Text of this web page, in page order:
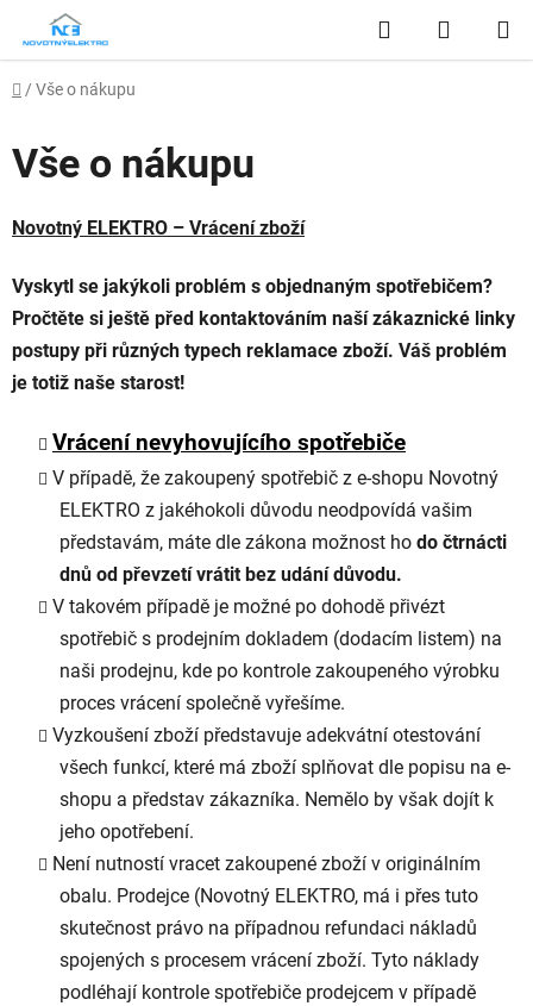
obsah
Hledat
KOŠÍK
Domů
/ Vše o nákupu
Vše o nákupu
Novotný ELEKTRO – Vrácení zboží
Vyskytl se jakýkoli problém s objednaným spotřebičem?
Pročtěte si ještě před kontaktováním naší zákaznické linky
postupy při různých typech reklamace zboží. Váš problém
je totiž naše starost!
Vrácení nevyhovujícího spotřebiče
V případě, že zakoupený spotřebič z e-shopu Novotný
ELEKTRO z jakéhokoli důvodu neodpovídá vašim
představám, máte dle zákona možnost ho do čtrnácti
dnů od převzetí vrátit bez udání důvodu.
V takovém případě je možné po dohodě přivézt
spotřebič s prodejním dokladem (dodacím listem) na
naši prodejnu, kde po kontrole zakoupeného výrobku
proces vrácení společně vyřešíme.
Vyzkoušení zboží představuje adekvátní otestování
všech funkcí, které má zboží splňovat dle popisu na e-
shopu a představ zákazníka. Nemělo by však dojít k
jeho opotřebení.
Není nutností vracet zakoupené zboží v originálním
obalu. Prodejce (Novotný ELEKTRO, má i přes tuto
skutečnost právo na případnou refundaci nákladů
spojených s procesem vrácení zboží. Tyto náklady
podléhají kontrole spotřebiče prodejcem v případě